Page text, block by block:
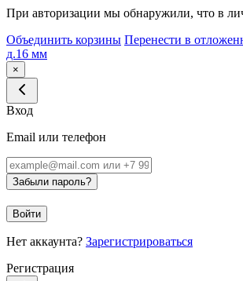
При авторизации мы обнаружили, что в
Объединить корзины Перенести в
д.16 мм
×
Вход
Email или телефон
Забыли пароль?
Войти
Нет аккаунта? Зарегистрироваться
Регистрация